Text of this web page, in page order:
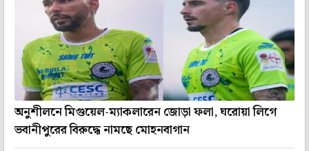
অনুশীলনে মিগুয়েল-ম্যাকলারেন জোড়া ফলা, ঘরোয়া লিগে
ভবানীপুরের বিরুদ্ধে নামছে মোহনবাগান